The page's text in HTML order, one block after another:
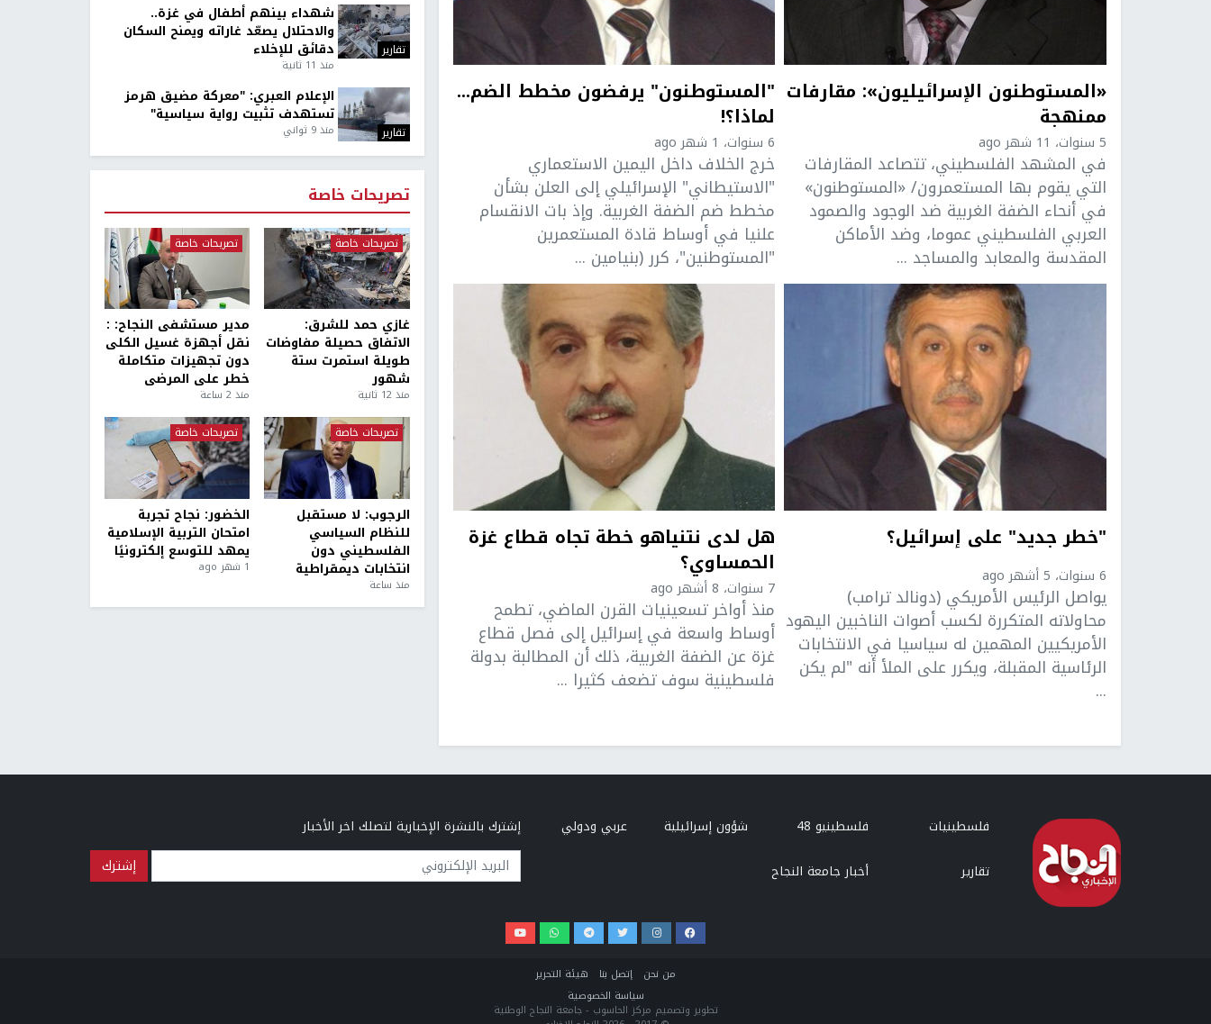
«المستوطنون الإسرائيليون»: مقارفات
ممنهجة
5 سنوات، 11 شهر ago
في المشهد الفلسطيني، تتصاعد المقارفات
التي يقوم بها المستعمرون/ «المستوطنون»
في أنحاء الضفة الغربية ضد الوجود والصمود
العربي الفلسطيني عموما، وضد الأماكن
المقدسة والمعابد والمساجد ...
"المستوطنون" يرفضون مخطط الضم...
لماذا؟!
6 سنوات، 1 شهر ago
خرج الخلاف داخل اليمين الاستعماري
"الاستيطاني" الإسرائيلي إلى العلن بشأن
مخطط ضم الضفة الغربية. وإذ بات الانقسام
علنيا في أوساط قادة المستعمرين
"المستوطنين"، كرر (بنيامين ...
"خطر جديد" على إسرائيل؟
6 سنوات، 5 أشهر ago
يواصل الرئيس الأمريكي (دونالد ترامب)
محاولاته المتكررة لكسب أصوات الناخبين اليهود
الأمريكيين المهمين له سياسيا في الانتخابات
الرئاسية المقبلة، ويكرر على الملأ أنه "لم يكن
...
هل لدى نتنياهو خطة تجاه قطاع غزة
الحمساوي؟
7 سنوات، 8 أشهر ago
منذ أواخر تسعينيات القرن الماضي، تطمح
أوساط واسعة في إسرائيل إلى فصل قطاع
غزة عن الضفة الغربية، ذلك أن المطالبة بدولة
فلسطينية سوف تضعف كثيرا ...
تقارير
شهداء بينهم أطفال في غزة..
والاحتلال يصعّد غاراته ويمنح السكان
دقائق للإخلاء
منذ 11 ثانية
تقارير
الإعلام العبري: "معركة مضيق هرمز
تستهدف تثبيت رواية سياسية"
منذ 9 ثواني
تصريحات خاصة
تصريحات خاصة
غازي حمد للشرق:
الاتفاق حصيلة مفاوضات
طويلة استمرت ستة
شهور
منذ 12 ثانية
تصريحات خاصة
مدير مستشفى النجاح: :
نقل أجهزة غسيل الكلى
دون تجهيزات متكاملة
خطر على المرضى
منذ 2 ساعة
تصريحات خاصة
الرجوب: لا مستقبل
للنظام السياسي
الفلسطيني دون
انتخابات ديمقراطية
منذ ساعة
تصريحات خاصة
الخضور: نجاح تجربة
امتحان التربية الإسلامية
يمهد للتوسع إلكترونيًا
1 شهر ago
فلسطينيات فلسطينيو 48 شؤون إسرائيلية
عربي ودولي
تقارير
أخبار جامعة النجاح
إشترك بالنشرة الإخبارية لتصلك اخر الأخبار
البريد الإلكتروني
من نحن إتصل بنا
هيئة التحرير
سياسة الخصوصية
تطوير وتصميم مركز الحاسوب - جامعة النجاح الوطنية